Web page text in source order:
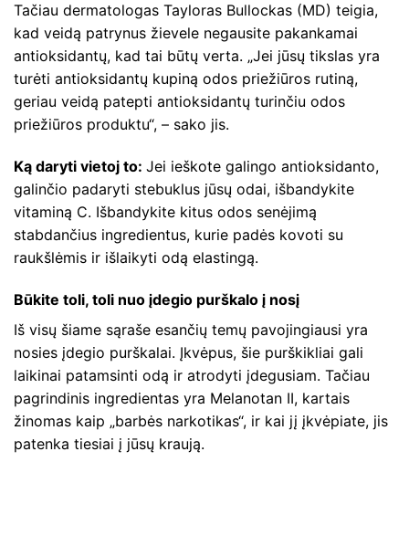
Tačiau dermatologas Tayloras Bullockas (MD) teigia,
kad veidą patrynus žievele negausite pakankamai
antioksidantų, kad tai būtų verta. „Jei jūsų tikslas yra
turėti antioksidantų kupiną odos priežiūros rutiną,
geriau veidą patepti antioksidantų turinčiu odos
priežiūros produktu“, – sako jis.
Ką daryti vietoj to: Jei ieškote galingo antioksidanto,
galinčio padaryti stebuklus jūsų odai, išbandykite
vitaminą C. Išbandykite kitus odos senėjimą
stabdančius ingredientus, kurie padės kovoti su
raukšlėmis ir išlaikyti odą elastingą.
Būkite toli, toli nuo įdegio purškalo į nosį
Iš visų šiame sąraše esančių temų pavojingiausi yra
nosies įdegio purškalai. Įkvėpus, šie purškikliai gali
laikinai patamsinti odą ir atrodyti įdegusiam. Tačiau
pagrindinis ingredientas yra Melanotan II, kartais
žinomas kaip „barbės narkotikas“, ir kai jį įkvėpiate, jis
patenka tiesiai į jūsų kraują.